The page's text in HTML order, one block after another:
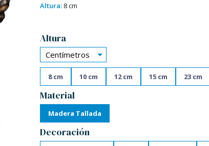
Altura: 8 cm
Altura
Centímetros
8 cm 10 cm 12 cm 15 cm 23 cm
Material
Madera Tallada
Decoración